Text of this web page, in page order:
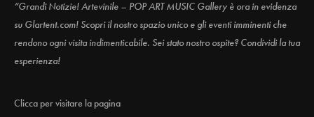
“Grandi Notizie! Artevinile – POP ART MUSIC Gallery è ora in evidenza
su Glartent.com! Scopri il nostro spazio unico e gli eventi imminenti che
rendono ogni visita indimenticabile. Sei stato nostro ospite? Condividi la tua
esperienza!
Clicca per visitare la pagina